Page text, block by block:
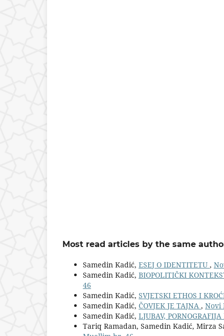
Most read articles by the same
Samedin Kadić, ESEJ O IDENTITETU ,
Samedin Kadić, BIOPOLITIČKI
46
Samedin Kadić, SVJETSKI ETHOS I
Samedin Kadić, ČOVJEK JE TAJNA , Novi
Samedin Kadić, LJUBAV,
Tariq Ramadan, Samedin Kadić, Mirza